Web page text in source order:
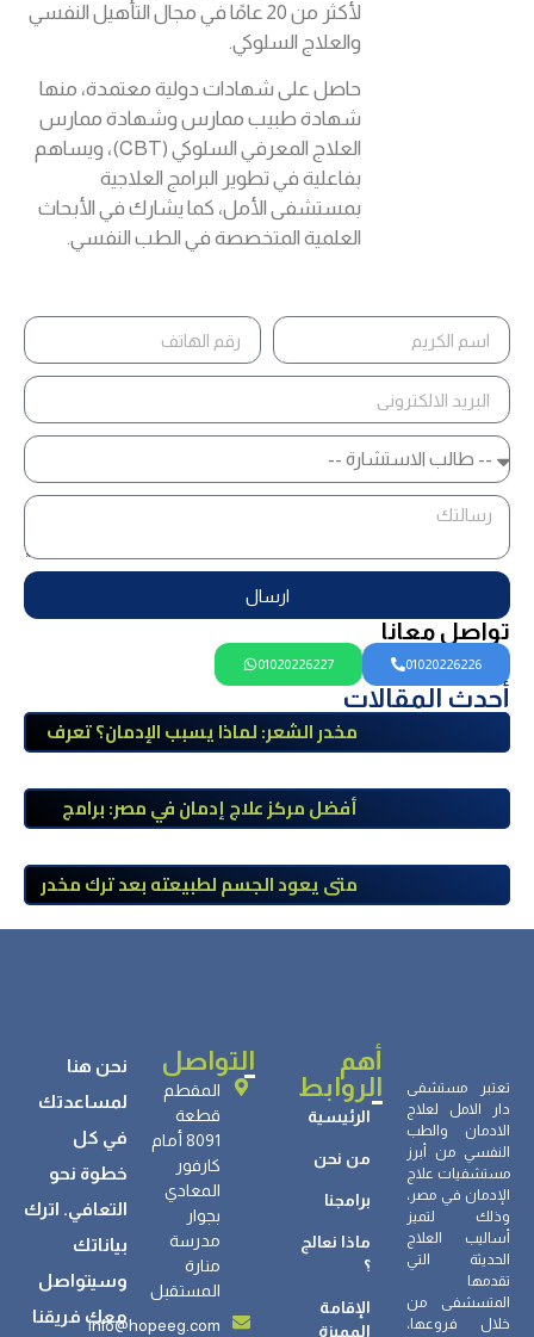
لأكثر من 20 عامًا في مجال التأهيل النفسي
والعلاج السلوكي.
حاصل على شهادات دولية معتمدة، منها
شهادة طبيب ممارس وشهادة ممارس
العلاج المعرفي السلوكي (CBT)، ويساهم
بفاعلية في تطوير البرامج العلاجية
بمستشفى الأمل، كما يشارك في الأبحاث
العلمية المتخصصة في الطب النفسي.
ارسال
تواصل معانا
01020226226
01020226227
أحدث المقالات
مخدر الشعر: لماذا يسبب الإدمان؟ تعرف
أفضل مركز علاج إدمان في مصر: برامج
طبي
متى يعود الجسم لطبيعته بعد ترك مخدر
الآيس؟ مراحل التعافي والعوامل المؤثرة
تعتبر مستشفى
دار الامل لعلاج
الادمان والطب
النفسي من أبرز
مستشفيات علاج
الإدمان في مصر،
وذلك لتميز
أساليب العلاج
الحديثة التي
تقدمها
المتسشفى من
خلال فروعها،
أهم
الروابط
الرئيسية
من نحن
برامجنا
ماذا نعالج
؟
الإقامة
المميزة
التواصل
المقطم
قطعة
8091 أمام
كارفور
المعادي
بجوار
مدرسة
منارة
المستقبل
info@hopeeg.com
نحن هنا
لمساعدتك
في كل
خطوة نحو
التعافي. اترك
بياناتك
وسيتواصل
معك فريقنا